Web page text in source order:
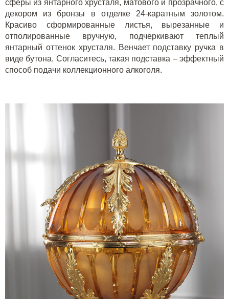
сферы из янтарного хрусталя, матового и прозрачного, с
декором из бронзы в отделке 24-каратным золотом.
Красиво сформированные листья, вырезанные и
отполированные вручную, подчеркивают теплый
янтарный оттенок хрусталя. Венчает подставку ручка в
виде бутона. Согласитесь, такая подставка – эффектный
способ подачи коллекционного алкоголя.